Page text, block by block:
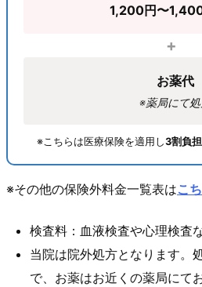
1,200円〜
お薬代
※薬局にて
※こちらは医療保険を適用し3割負担
※その他の保険外料金一覧表はこ
検査料：血液検査や心理検査
当院は院外処方となります。
で、お薬はお近くの薬局にて